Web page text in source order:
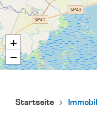
+
−
Startseite